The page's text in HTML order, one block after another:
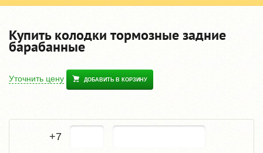
Купить колодки тормозные задние
барабанные
Уточнить цену ДОБАВИТЬ В КОРЗИНУ
+7